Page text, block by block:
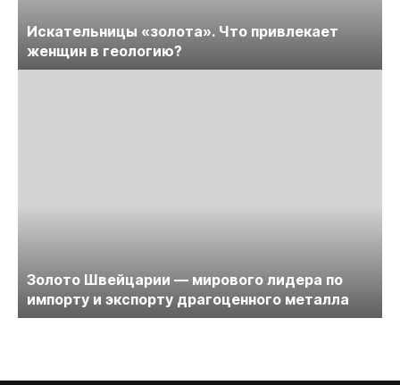
Искательницы «золота». Что привлекает
женщин в геологию?
Золото Швейцарии — мирового лидера по
импорту и экспорту драгоценного металла